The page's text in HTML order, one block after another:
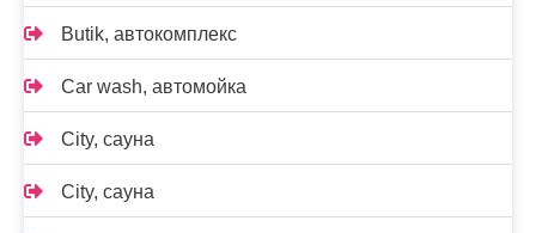
Butik, автокомплекс
Car wash, автомойка
City, сауна
City, сауна